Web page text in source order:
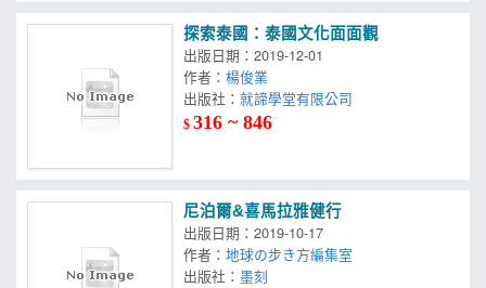
探索泰國：泰國文化面面觀
出版日期：2019-12-01
作者：楊俊業
出版社：
$316 ~ 846
尼泊爾&喜馬拉雅健行
出版日期：2019-10-17
作者：地球の步き方編集室
出版社：